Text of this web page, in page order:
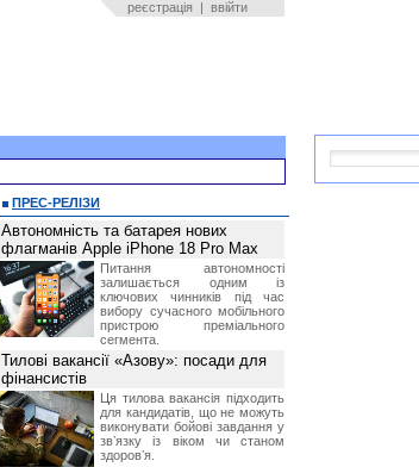
реєстрація | ввійти
ПРЕС-РЕЛІЗИ
Автономність та батарея нових
флагманів Apple iPhone 18 Pro Max
Питання автономності
залишається одним із
ключових чинників під час
вибору сучасного мобільного
пристрою преміального
сегмента.
Тилові вакансії «Азову»: посади для
фінансистів
Ця тилова вакансія підходить
для кандидатів, що не можуть
виконувати бойові завдання у
звʼязку із віком чи станом
здоровʼя.